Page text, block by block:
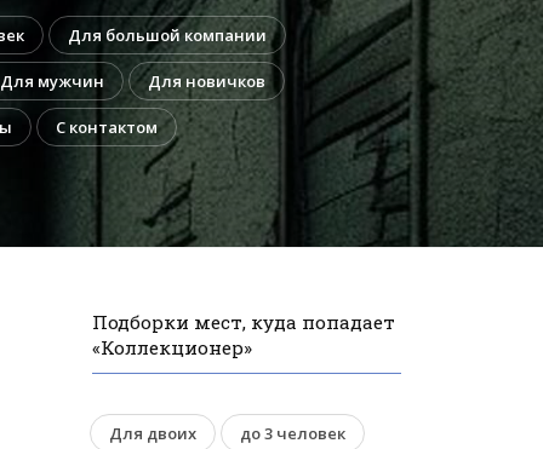
Для большой компании
Для мужчин Для новичков
С контактом
Подборки мест, куда попадает
«Коллекционер»
Для двоих до 3 человек